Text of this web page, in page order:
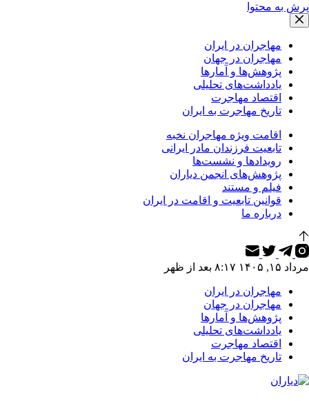
پرش به محتوا
مهاجران در ایران
مهاجران در جهان
پژوهش‌ها و آمارها
یادداشت‌های تحلیلی
اقتصاد مهاجرت
تاریخ مهاجرت به ایران
اقامت ویژه مهاجران نخبه
تابعیت فرزندان مادر ایرانی
رویدادها و نشست‌ها
پژوهش‌های انجمن دیاران
فیلم و مستند
قوانین تابعیت و اقامت در ایران
درباره ما
مرداد ۱۵, ۱۴۰۵ ۸:۱۷ بعد از ظهر
مهاجران در ایران
مهاجران در جهان
پژوهش‌ها و آمارها
یادداشت‌های تحلیلی
اقتصاد مهاجرت
تاریخ مهاجرت به ایران